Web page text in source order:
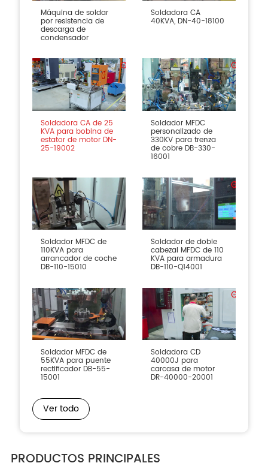
Máquina de soldar
por resistencia de
descarga de
condensador
Soldadora CA
40KVA, DN-40-18100
Soldadora CA de 25
KVA para bobina de
estator de motor DN-
25-19002
Soldador MFDC
personalizado de
330KV para trenza
de cobre DB-330-
16001
Soldador MFDC de
110KVA para
arrancador de coche
DB-110-15010
Soldador de doble
cabezal MFDC de 110
KVA para armadura
DB-110-Q14001
Soldador MFDC de
55KVA para puente
rectificador DB-55-
15001
Soldadora CD
40000J para
carcasa de motor
DR-40000-20001
Ver todo
PRODUCTOS PRINCIPALES